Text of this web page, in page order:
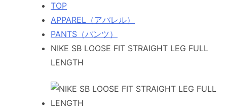
TOP
APPAREL（アパレル）
PANTS（パンツ）
NIKE SB LOOSE FIT STRAIGHT LEG FULL
LENGTH